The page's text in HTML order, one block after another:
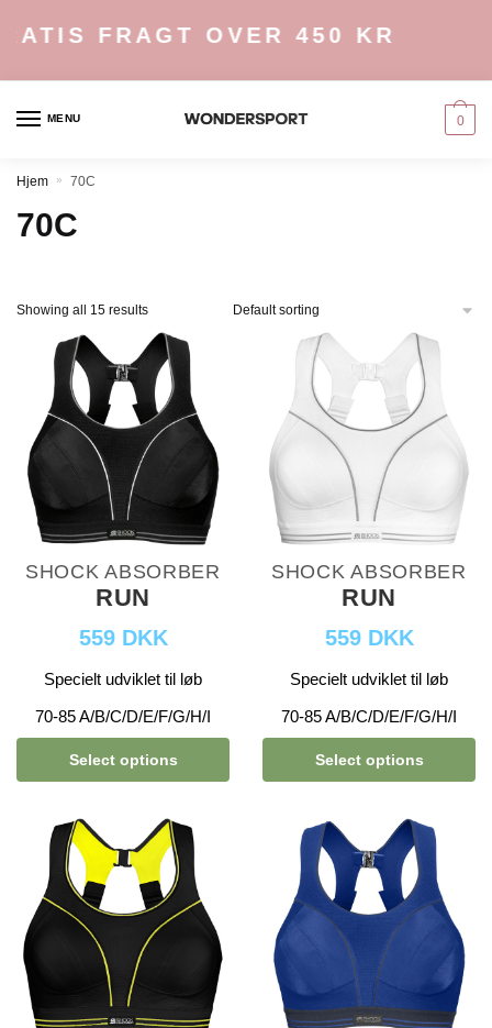
FRAGT OVER 450 KR
MENU 0
Hjem » 70C
70C
Showing all 15 results
SHOCK ABSORBER
RUN
559 DKK
Specielt udviklet til løb
70-85 A/B/C/D/E/F/G/H/I
Select options
SHOCK ABSORBER
RUN
559 DKK
Specielt udviklet til løb
70-85 A/B/C/D/E/F/G/H/I
Select options